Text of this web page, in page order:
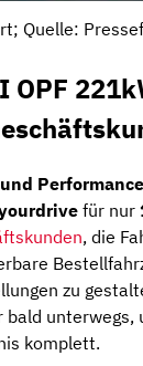
Quelle:
für nur
, die
zu
bald unterwegs,
komplett.